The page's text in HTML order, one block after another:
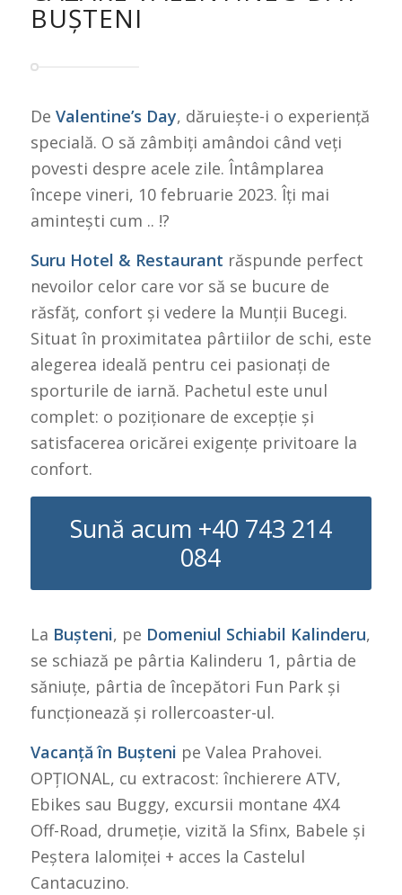
BUȘTENI
De Valentine’s Day, dăruiește-i o experiență
specială. O să zâmbiți amândoi când veți
povesti despre acele zile. Întâmplarea
începe vineri, 10 februarie 2023. Îți mai
amintești cum .. !?
Suru Hotel & Restaurant răspunde perfect
nevoilor celor care vor să se bucure de
răsfăț, confort și vedere la Munții Bucegi.
Situat în proximitatea pârtiilor de schi, este
alegerea ideală pentru cei pasionați de
sporturile de iarnă. Pachetul este unul
complet: o poziționare de excepție și
satisfacerea oricărei exigențe privitoare la
confort.
Sună acum +40 743 214
084
La Bușteni, pe Domeniul Schiabil Kalinderu,
se schiază pe pârtia Kalinderu 1, pârtia de
săniuțe, pârtia de începători Fun Park și
funcționează și rollercoaster-ul.
Vacanță în Bușteni pe Valea Prahovei.
OPȚIONAL, cu extracost: închierere ATV,
Ebikes sau Buggy, excursii montane 4X4
Off-Road, drumeție, vizită la Sfinx, Babele și
Peștera Ialomiței + acces la Castelul
Cantacuzino.